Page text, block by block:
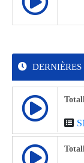
DERNIÈRES